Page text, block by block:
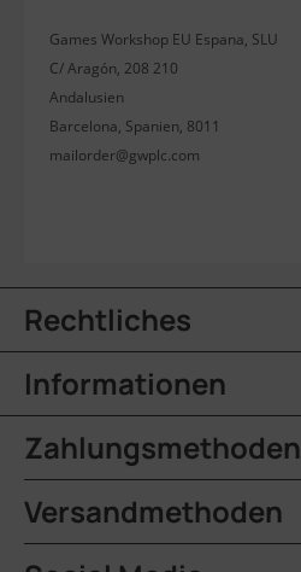
Games Workshop EU Espana, SLU
C/ Aragón, 208 210
Andalusien
Barcelona, Spanien, 8011
mailorder@gwplc.com
Rechtliches
Informationen
Zahlungsmethoden
Versandmethoden